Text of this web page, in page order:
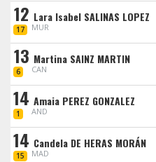
12
17
Lara Isabel SALINAS LOPEZ
MUR
13
6
Martina SAINZ MARTIN
CAN
14
1
Amaia PEREZ GONZALEZ
AND
14
15
Candela DE HERAS MORÁN
MAD